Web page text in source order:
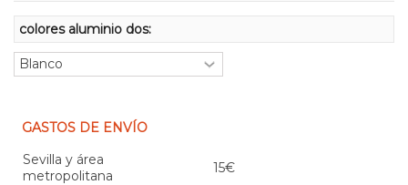
colores aluminio dos:
GASTOS DE ENVÍO
Sevilla y área
metropolitana
15€